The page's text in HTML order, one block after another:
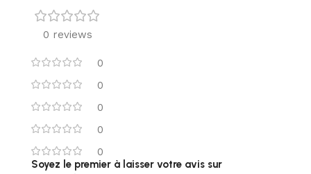
0 reviews
0
0
0
0
0
Soyez le premier à laisser votre avis sur